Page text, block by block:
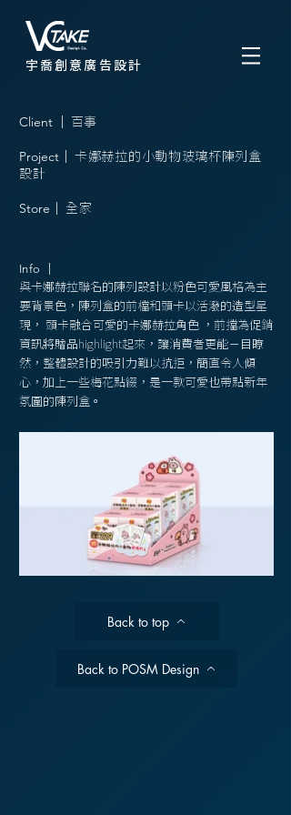
宇喬創意廣告設計
Client 百事
Project
卡娜赫拉的小動物玻璃杯陳列盒
設計
Store 全家
Info
與卡娜赫拉聯名的陳列設計以粉色可愛風格為主
要背景色，陳列盒的前檔和頭卡以活潑的造型呈
現， 頭卡融合可愛的卡娜赫拉角色 ，前擋為促銷
資訊將贈品highlight起來，讓消費者更能ㄧ目瞭
然，整體設計的吸引力難以抗拒，簡直令人傾
心，加上一些梅花點綴，是一款可愛也帶點新年
氛圍的陳列盒。
Back to top
Back to POSM Design